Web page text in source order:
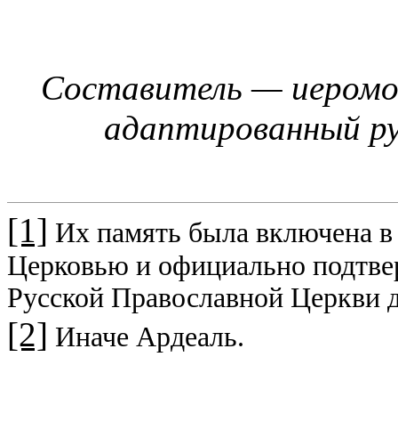
Составитель —
адаптированный
[1] Их память была включена
Церковью и официально
Русской Православной Церкви
[2] Иначе Ардеаль.